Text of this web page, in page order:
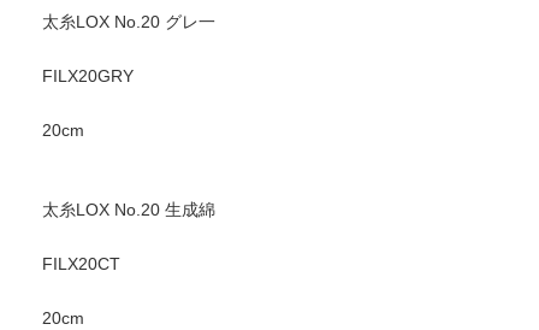
太糸LOX No.20 グレ一
FILX20GRY
20cm
太糸LOX No.20 生成綿
FILX20CT
20cm